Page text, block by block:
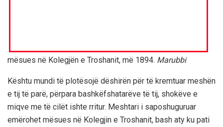
mësues në Kolegjën e Troshanit, më 1894. Marubbi
Kështu mundi të plotësojë dëshirën për të kremtuar meshën
e tij të parë, përpara bashkëfshatarëve të tij, shokëve e
miqve me të cilët ishte rritur. Meshtari i saposhuguruar
emërohet mësues në Kolegjin e Troshanit, bash aty ku pati